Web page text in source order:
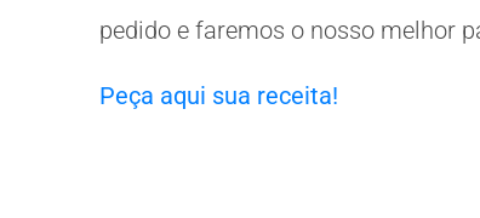
pedido e faremos o nosso melhor
Peça aqui sua receita!